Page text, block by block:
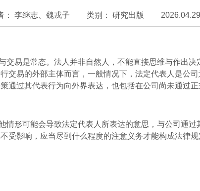
： 李继志、魏戎子 类别： 研究出版 2026.04.29
交易是常态。法人并非自然人，不能直接思维与作出
交易的外部主体而言，一般情况下，法定代表人是公
通过其代表行为向外界表达，也包括在公司尚未通过
情形可能会导致法定代表人所表达的意思，与公司通
受影响，应当尽到什么程度的注意义务才能构成法律